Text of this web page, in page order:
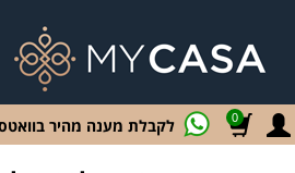
אתר
לקבלת מענה מהיר 0